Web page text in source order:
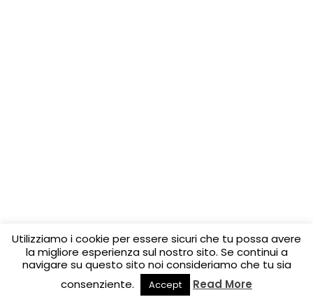
Utilizziamo i cookie per essere sicuri che tu possa avere
la migliore esperienza sul nostro sito. Se continui a
navigare su questo sito noi consideriamo che tu sia
consenziente.
Accept Read More